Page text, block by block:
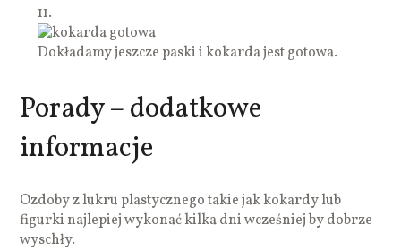
11.
Dokładamy jeszcze paski i kokarda jest gotowa.
Porady – dodatkowe
informacje
Ozdoby z lukru plastycznego takie jak kokardy lub
figurki najlepiej wykonać kilka dni wcześniej by dobrze
wyschły.